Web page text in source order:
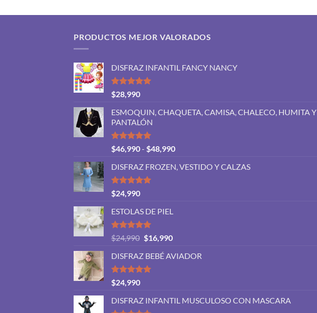
PRODUCTOS MEJOR VALORADOS
DISFRAZ INFANTIL FANCY NANCY
Valorado
con
de 5
$28,990
ESMOQUIN, CHAQUETA, CAMISA, CHALECO, HUMITA Y
PANTALÓN
Valorado
con
de 5
$46,990- $48,990Rango
precios:
DISFRAZ FROZEN, VESTIDO Y CALZAS
Valorado
con
de 5
$24,990
ESTOLAS DE PIEL
Valorado
con
de 5
$24,990 El
original
era:
$16,990El
actual
DISFRAZ BEBÉ AVIADOR
Valorado
con
de 5
$24,990
DISFRAZ INFANTIL MUSCULOSO CON MASCARA